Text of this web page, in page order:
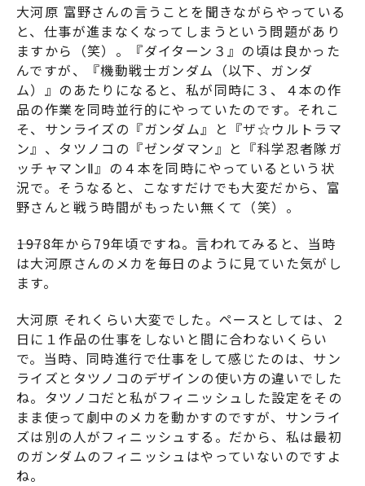
大河原 富野さんの言うことを聞きながらやっている
と、仕事が進まなくなってしまうという問題があり
ますから（笑）。『ダイターン３』の頃は良かった
んですが、『機動戦士ガンダム（以下、ガンダ
ム） 』のあたりになると、私が同時に３、４本の作
品の作業を同時並行的にやっていたのです。それこ
そ、サンライズの『ガンダム』と『ザ☆ウルトラマ
ン』、タツノコの『ゼンダマン』と『科学忍者隊ガ
ッチャマンⅡ』の４本を同時にやっているという状
況で。そうなると、こなすだけでも大変だから、富
野さんと戦う時間がもったい無くて（笑）。
――1978年から79年頃ですね。言われてみると、当時
は大河原さんのメカを毎日のように見ていた気がし
ます。
大河原 それくらい大変でした。ペースとしては、２
日に１作品の仕事をしないと間に合わないくらい
で。当時、同時進行で仕事をして感じたのは、サン
ライズとタツノコのデザインの使い方の違いでした
ね。タツノコだと私がフィニッシュした設定をその
まま使って劇中のメカを動かすのですが、サンライ
ズは別の人がフィニッシュする。だから、私は最初
のガンダムのフィニッシュはやっていないのですよ
ね。